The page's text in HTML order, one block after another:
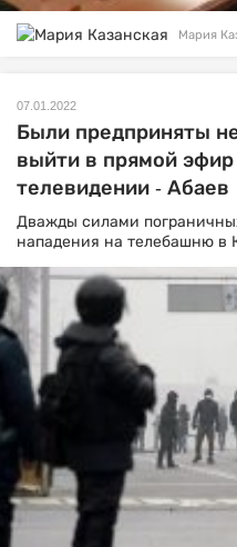
Мария
07.01.2022
Были предприняты
выйти в прямой
телевидении - Абаев
Дважды силами
нападения на телебашню в